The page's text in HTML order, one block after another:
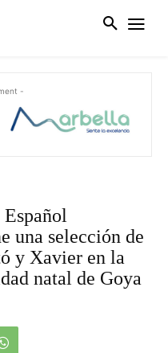
-
una selección de
y Xavier en la
natal de Goya